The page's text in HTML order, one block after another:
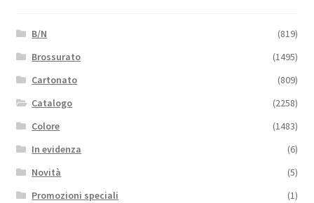
B/N
(819)
Brossurato
(1495)
Cartonato
(809)
Catalogo
(2258)
Colore
(1483)
In evidenza
(6)
Novità
(5)
Promozioni speciali
(1)